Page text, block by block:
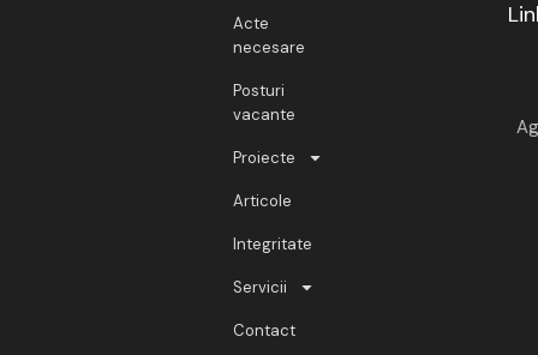
Acte
necesare
Posturi
vacante
Proiecte
Articole
Integritate
Servicii
Contact